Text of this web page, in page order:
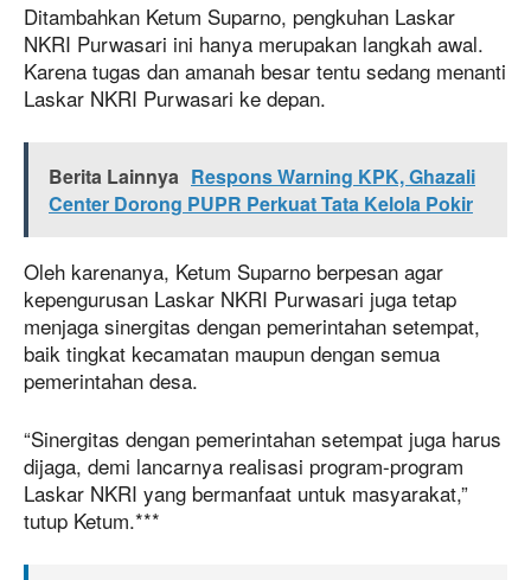
Ditambahkan Ketum Suparno, pengkuhan Laskar
NKRI Purwasari ini hanya merupakan langkah awal.
Karena tugas dan amanah besar tentu sedang menanti
Laskar NKRI Purwasari ke depan.
Berita Lainnya Respons Warning KPK, Ghazali
Center Dorong PUPR Perkuat Tata Kelola Pokir
Oleh karenanya, Ketum Suparno berpesan agar
kepengurusan Laskar NKRI Purwasari juga tetap
menjaga sinergitas dengan pemerintahan setempat,
baik tingkat kecamatan maupun dengan semua
pemerintahan desa.
“Sinergitas dengan pemerintahan setempat juga harus
dijaga, demi lancarnya realisasi program-program
Laskar NKRI yang bermanfaat untuk masyarakat,”
tutup Ketum.***